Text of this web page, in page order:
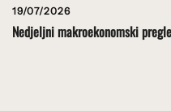
19/07/2026
Nedjeljni makroekonomski